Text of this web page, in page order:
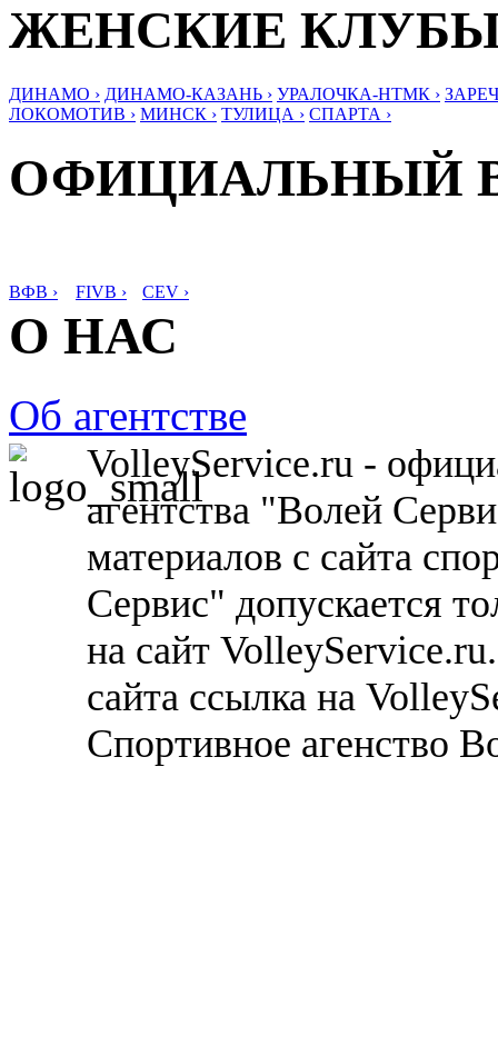
ЖЕНСКИЕ
ДИНАМО › ДИНАМО-КАЗАНЬ › УРАЛОЧКА-НТМК ›
ЛОКОМОТИВ › МИНСК › ТУЛИЦА › СПАРТА ›
ОФИЦИАЛЬНЫЙ
ВФВ › FIVB › CEV ›
О НАС
Об агентстве
VolleyService.ru -
агентства "Волей
материалов с сайта
Сервис" допускается
на сайт
сайта ссылка на
Спортивное агенство